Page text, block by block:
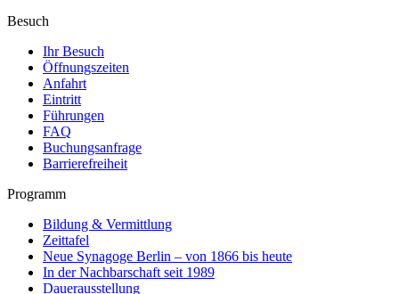
Besuch
Ihr Besuch
Öffnungszeiten
Anfahrt
Eintritt
Führungen
FAQ
Buchungsanfrage
Barrierefreiheit
Programm
Bildung & Vermittlung
Zeittafel
Neue Synagoge Berlin – von 1866 bis heute
In der Nachbarschaft seit 1989
Dauerausstellung